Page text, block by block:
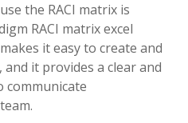
the RACI matrix is
RACI matrix excel
it easy to create and
and it provides a clear and
communicate